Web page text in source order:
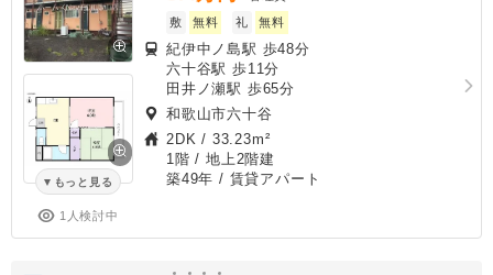
もっと見る
1人検討中
敷
無料 礼 無料
紀伊中ノ島駅 歩48分
六十谷駅 歩11分
田井ノ瀬駅 歩65分
和歌山市六十谷
2DK / 33.23m²
1階 / 地上2階建
築49年 / 賃貸アパート